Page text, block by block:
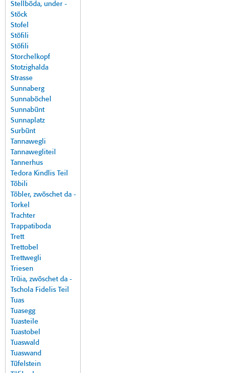
Stellböda, under -
Stöck
Stofel
Stöfili
Stöfili
Storchelkopf
Stotzighalda
Strasse
Sunnaberg
Sunnaböchel
Sunnabünt
Sunnaplatz
Surbünt
Tannawegli
Tannawegliteil
Tannerhus
Tedora Kindlis Teil
Töbili
Töbler, zwöschet da -
Torkel
Trachter
Trappatiboda
Trett
Trettobel
Trettwegli
Triesen
Trüia, zwöschet da -
Tschola Fidelis Teil
Tuas
Tuasegg
Tuasteile
Tuastobel
Tuaswald
Tuaswand
Tüfelstein